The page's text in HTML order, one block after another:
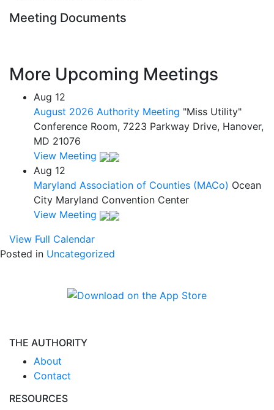
Meeting Documents
More Upcoming Meetings
Aug 12
August 2026 Authority Meeting "Miss Utility"
Conference Room, 7223 Parkway Drive, Hanover,
MD 21076
View Meeting
Aug 12
Maryland Association of Counties (MACo) Ocean
City Maryland Convention Center
View Meeting
View Full Calendar
Posted in Uncategorized
THE AUTHORITY
About
Contact
RESOURCES